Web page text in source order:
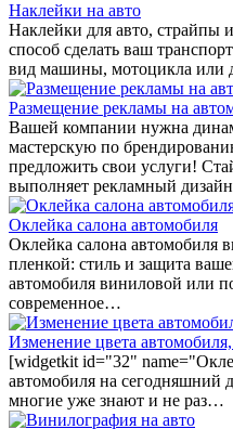
Наклейки на авто
Наклейки для авто, страйпы
способ сделать ваш
вид машины, мотоцикла или
Размещение рекламы на
Вашей компании нужна
мастерскую по
предложить свои услуги!
выполняет рекламный
Оклейка салона автомобиля
Оклейка салона автомобиля
пленкой: стиль и защита
автомобиля виниловой или
современное…
Изменение цвета
[widgetkit id="32"
автомобиля на сегодняшний
многие уже знают и не раз…